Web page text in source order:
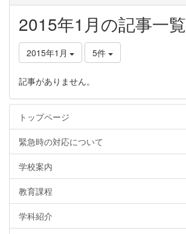
2015年1月の記事一覧
2015年1月 5件
記事がありません。
トップページ
緊急時の対応について
学校案内
教育課程
学科紹介